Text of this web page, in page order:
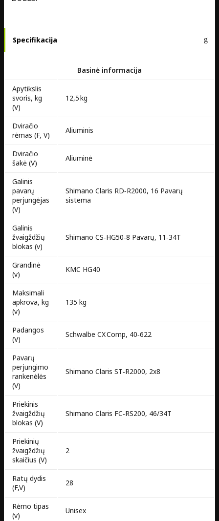
Specifikacija
Basinė informacija
Apytikslis
svoris, kg
(V)
12,5 kg
Dviračio
rėmas (F, V)
Aliuminis
Dviračio
šakė (V)
Aliuminė
Galinis
pavarų
perjungėjas
(V)
Shimano Claris RD‑R2000, 16 Pavarų
sistema
Galinis
žvaigždžių
blokas (v)
Shimano CS‑HG50‑8 Pavarų, 11‑34T
Grandinė
(v)
KMC HG40
Maksimali
apkrova, kg
(v)
135 kg
Padangos
(V)
Schwalbe CX Comp, 40‑622
Pavarų
perjungimo
rankenėlės
(V)
Shimano Claris ST‑R2000, 2x8
Priekinis
žvaigždžių
blokas (V)
Shimano Claris FC‑RS200, 46/34T
Priekinių
žvaigždžių
skaičius (V)
2
Ratų dydis
(F,V)
28
Rėmo tipas
(v)
Unisex